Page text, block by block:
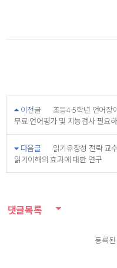
이전글
초등4-5학년 언어장
무료 언어평가 및 지능검사 필요
다음글
읽기유창성 전략 교
읽기이해의 효과에 대한 연구
댓글목록
등록